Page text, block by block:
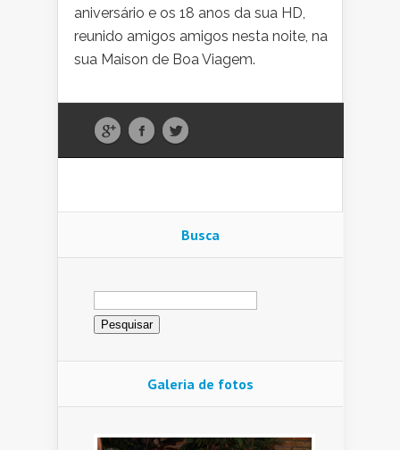
aniversário e os 18 anos da sua HD,
reunido amigos amigos nesta noite, na
sua Maison de Boa Viagem.
Busca
Pesquisar
por:
Galeria de fotos